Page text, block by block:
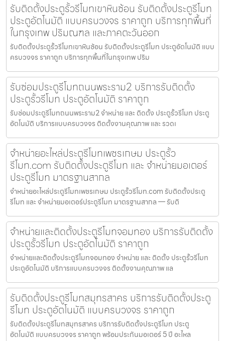
รับติดตั้งประตูรั้วรีโมทเขาหินซ้อน รับติดตั้งประตูรีโมท
ประตูอัตโนมัติ แบบครบวงจร ราคาถูก บริการทุกพื้นที่
ในกรุงเทพ ปริมณฑล และภาคตะวันออก
รับติดตั้งประตูรั้วรีโมทเขาหินซ้อน รับติดตั้งประตูรีโมท ประตูอัตโนมัติ แบบ
ครบวงจร ราคาถูก บริการทุกพื้นที่ในกรุงเทพ ปริม
รับซ่อมประตูรีโมทถนนพระราม2 บริการรับติดตั้ง
ประตูรั้วรีโมท ประตูอัตโนมัติ ราคาถูก
รับซ่อมประตูรีโมทถนนพระราม2 จำหน่าย และ ติดตั้ง ประตูรั้วรีโมท ประตู
อัตโนมัติ บริการแบบครบวงจร ติดตั้งงานคุณภาพ และ รวดเ
จำหน่ายอะไหล่ประตูรีโมทเพชรเกษม ประตูรั้ว
รีโมท.com รับติดตั้งประตูรีโมท และ จำหน่ายมอเตอร์
ประตูรีโมท มาตรฐานสากล
จำหน่ายอะไหล่ประตูรีโมทเพชรเกษม ประตูรั้วรีโมท.com รับติดตั้งประตู
รีโมท และ จำหน่ายมอเตอร์ประตูรีโมท มาตรฐานสากล — รับติ
จำหน่ายและติดตั้งประตูรีโมทจอมทอง บริการรับติดตั้ง
ประตูรั้วรีโมท ประตูอัตโนมัติ ราคาถูก
จำหน่ายและติดตั้งประตูรีโมทจอมทอง จำหน่าย และ ติดตั้ง ประตูรั้วรีโมท
ประตูอัตโนมัติ บริการแบบครบวงจร ติดตั้งงานคุณภาพ แล
รับติดตั้งประตูรีโมทสมุทรสาคร บริการรับติดตั้งประตู
รีโมท ประตูอัตโนมัติ แบบครบวงจร ราคาถูก
รับติดตั้งประตูรีโมทสมุทรสาคร บริการรับติดตั้งประตูรีโมท ประตู
อัตโนมัติ แบบครบวงจร ราคาถูก พร้อมประกันมอเตอร์ 5 ปี อะไหล